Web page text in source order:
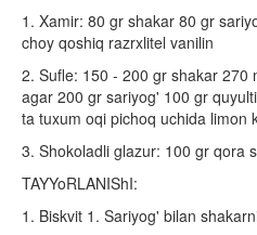
1. Xamir: 80 gr shakar 80 gr
choy qoshiq razrxlitel vanilin
2. Sufle: 150 - 200 gr shakar 270
agar 200 gr sariyog' 100 gr
ta tuxum oqi pichoq uchida limon
3. Shokoladli glazur: 100 gr qora
TAYYoRLANIShI:
1. Biskvit 1. Sariyog' bilan